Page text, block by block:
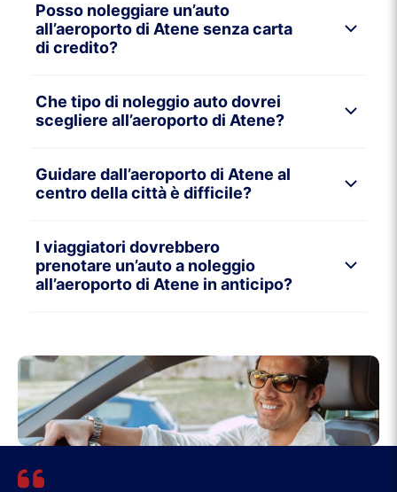
Posso noleggiare un’auto
all’aeroporto di Atene senza carta
di credito?
Che tipo di noleggio auto dovrei
scegliere all’aeroporto di Atene?
Guidare dall’aeroporto di Atene al
centro della città è difficile?
I viaggiatori dovrebbero
prenotare un’auto a noleggio
all’aeroporto di Atene in anticipo?